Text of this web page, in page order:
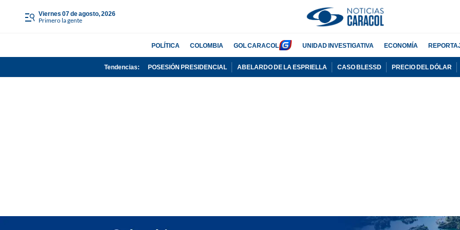
viernes 07 de agosto, 2026
Primero la gente
POLÍTICA COLOMBIA GOL CARACOL UNIDAD INVESTIGATIVA ECONOMÍA
Tendencias: POSESIÓN PRESIDENCIAL ABELARDO DE LA ESPRIELLA CASO BLESSD PRECIO DEL DÓLAR